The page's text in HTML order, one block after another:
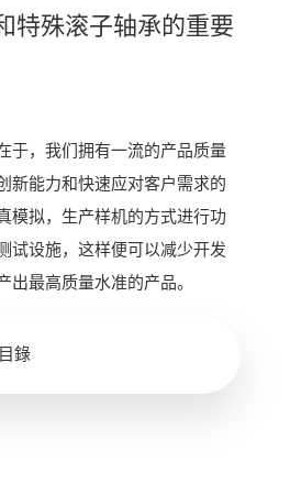
特殊滚子轴承的重要
于，我们拥有一流的产品质量
新能力和快速应对客户需求的
模拟，生产样机的方式进行功
试设施，这样便可以减少开发
出最高质量水准的产品。
錄